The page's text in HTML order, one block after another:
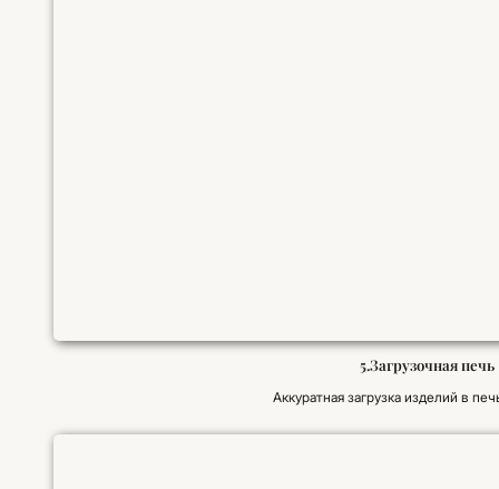
5.Загрузочная печь
Аккуратная загрузка изделий в